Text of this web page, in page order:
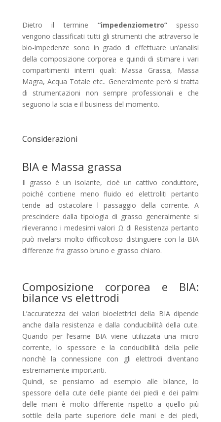
Dietro il termine “impedenziometro”spesso
vengono classificati tutti gli strumenti che attraverso le
bio-impedenze sono in grado di effettuare un’analisi
della composizione corporea e quindi di stimare i vari
compartimenti interni quali: Massa Grassa, Massa
Magra, Acqua Totale etc.. Generalmente però si tratta
di strumentazioni non sempre professionali e che
seguono la scia e il business del momento.
Considerazioni
BIA e Massa grassa
Il grasso è un isolante, cioè un cattivo conduttore,
poiché contiene meno fluido ed elettroliti pertanto
tende ad ostacolare l passaggio della corrente. A
prescindere dalla tipologia di grasso generalmente si
rileveranno i medesimi valori Ω di Resistenza pertanto
può rivelarsi molto difficoltoso distinguere con la BIA
differenze fra grasso bruno e grasso chiaro.
Composizione corporea e BIA:
bilance vs elettrodi
L’accuratezza dei valori bioelettrici della BIA dipende
anche dalla resistenza e dalla conducibilità della cute.
Quando per l’esame BIA viene utilizzata una micro
corrente, lo spessore e la conducibilità della pelle
nonchè la connessione con gli elettrodi diventano
estremamente importanti.
Quindi, se pensiamo ad esempio alle bilance, lo
spessore della cute delle piante dei piedi e dei palmi
delle mani è molto differente rispetto a quello più
sottile della parte superiore delle mani e dei piedi,